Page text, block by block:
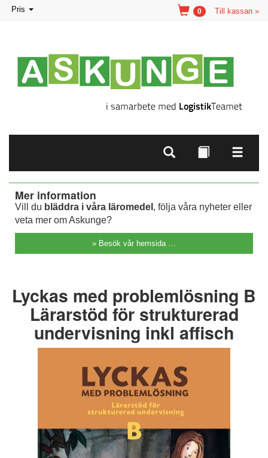
Toggle
navigation
Pris Till kassan »
0
Mer information
Vill du bläddra i våra läromedel , följa våra nyheter eller
veta mer om Askunge?
» Besök vår hemsida …
Lyckas med problemlösning B
Lärarstöd för strukturerad
undervisning inkl affisch